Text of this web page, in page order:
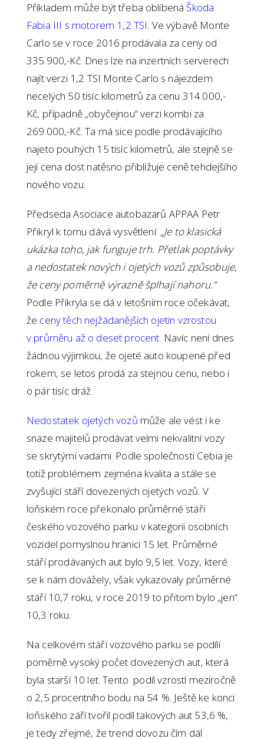
Příkladem může být třeba oblíbená Škoda
Fabia III s motorem 1,2 TSI. Ve výbavě Monte
Carlo se v roce 2016 prodávala za ceny od
335.900,-Kč. Dnes lze na inzertních serverech
najít verzi 1,2 TSI Monte Carlo s nájezdem
necelých 50 tisíc kilometrů za cenu 314.000,-
Kč, případně „obyčejnou“ verzi kombi za
269.000,-Kč. Ta má sice podle prodávajícího
najeto pouhých 15 tisíc kilometrů, ale stejně se
její cena dost natěsno přibližuje ceně tehdejšího
nového vozu.
Předseda Asociace autobazarů APPAA Petr
Přikryl k tomu dává vysvětlení: „Je to klasická
ukázka toho, jak funguje trh. Přetlak poptávky
a nedostatek nových i ojetých vozů způsobuje,
že ceny poměrně výrazně šplhají nahoru.“
Podle Přikryla se dá v letošním roce očekávat,
že ceny těch nejžádanějších ojetin vzrostou
v průměru až o deset procent. Navíc není dnes
žádnou výjimkou, že ojeté auto koupené před
rokem, se letos prodá za stejnou cenu, nebo i
o pár tisíc dráž.
Nedostatek ojetých vozů může ale vést i ke
snaze majitelů prodávat velmi nekvalitní vozy
se skrytými vadami. Podle společnosti Cebia je
totiž problémem zejména kvalita a stále se
zvyšující stáří dovezených ojetých vozů. V
loňském roce překonalo průměrné stáří
českého vozového parku v kategorii osobních
vozidel pomyslnou hranici 15 let. Průměrné
stáří prodávaných aut bylo 9,5 let. Vozy, které
se k nám dovážely, však vykazovaly průměrné
stáří 10,7 roku, v roce 2019 to přitom bylo „jen“
10,3 roku.
Na celkovém stáří vozového parku se podílí
poměrně vysoký počet dovezených aut, která
byla starší 10 let. Tento podíl vzrostl meziročně
o 2,5 procentního bodu na 54 %. Ještě ke konci
loňského září tvořil podíl takových aut 53,6 %,
je tedy zřejmé, že trend dovozu čím dál